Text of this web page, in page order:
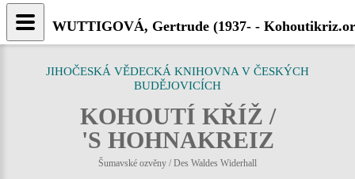
JIHOČESKÁ VĚDECKÁ KNIHOVNA V ČESKÝCH
BUDĚJOVICÍCH
KOHOUTÍ KŘÍŽ /
'S HOHNAKREIZ
Šumavské ozvěny / Des Waldes Widerhall
WUTTIGOVÁ, Gertrude (1937- -